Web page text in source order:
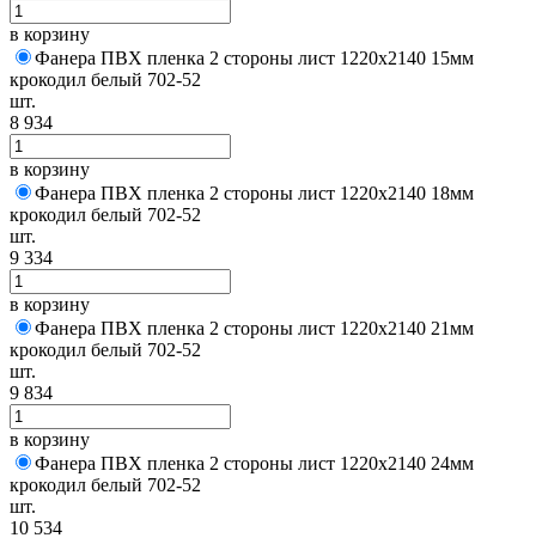
в корзину
Фанера ПВХ пленка 2 стороны лист 1220х2140 15мм
крокодил белый 702-52
шт.
8 934
в корзину
Фанера ПВХ пленка 2 стороны лист 1220х2140 18мм
крокодил белый 702-52
шт.
9 334
в корзину
Фанера ПВХ пленка 2 стороны лист 1220х2140 21мм
крокодил белый 702-52
шт.
9 834
в корзину
Фанера ПВХ пленка 2 стороны лист 1220х2140 24мм
крокодил белый 702-52
шт.
10 534